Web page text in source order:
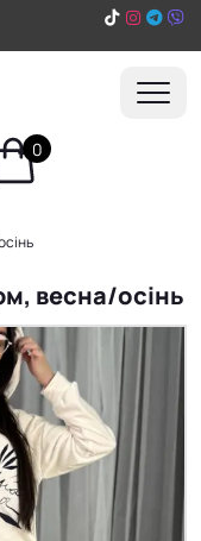
0
весна/осінь